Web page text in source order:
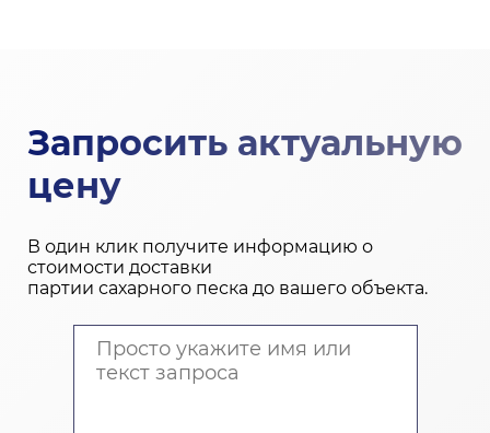
Запросить актуальную
цену
В один клик получите информацию о
стоимости доставки
партии сахарного песка до вашего объекта.